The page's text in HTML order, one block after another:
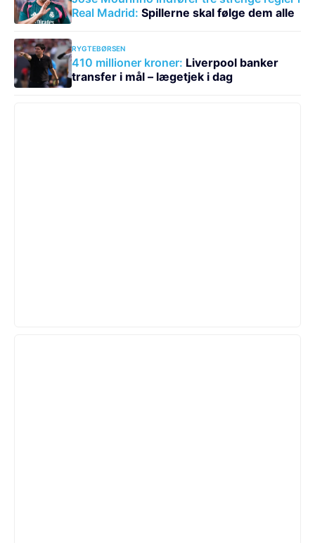
Real Madrid: Spillerne skal følge dem alle
RYGTEBØRSEN
410 millioner kroner: Liverpool banker
transfer i mål – lægetjek i dag